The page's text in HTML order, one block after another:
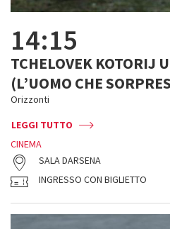
14:15
TCHELOVEK KOTORIJ
(L’UOMO CHE
Orizzonti
LEGGI TUTTO
CINEMA
SALA DARSENA
INGRESSO CON BIGLIETTO